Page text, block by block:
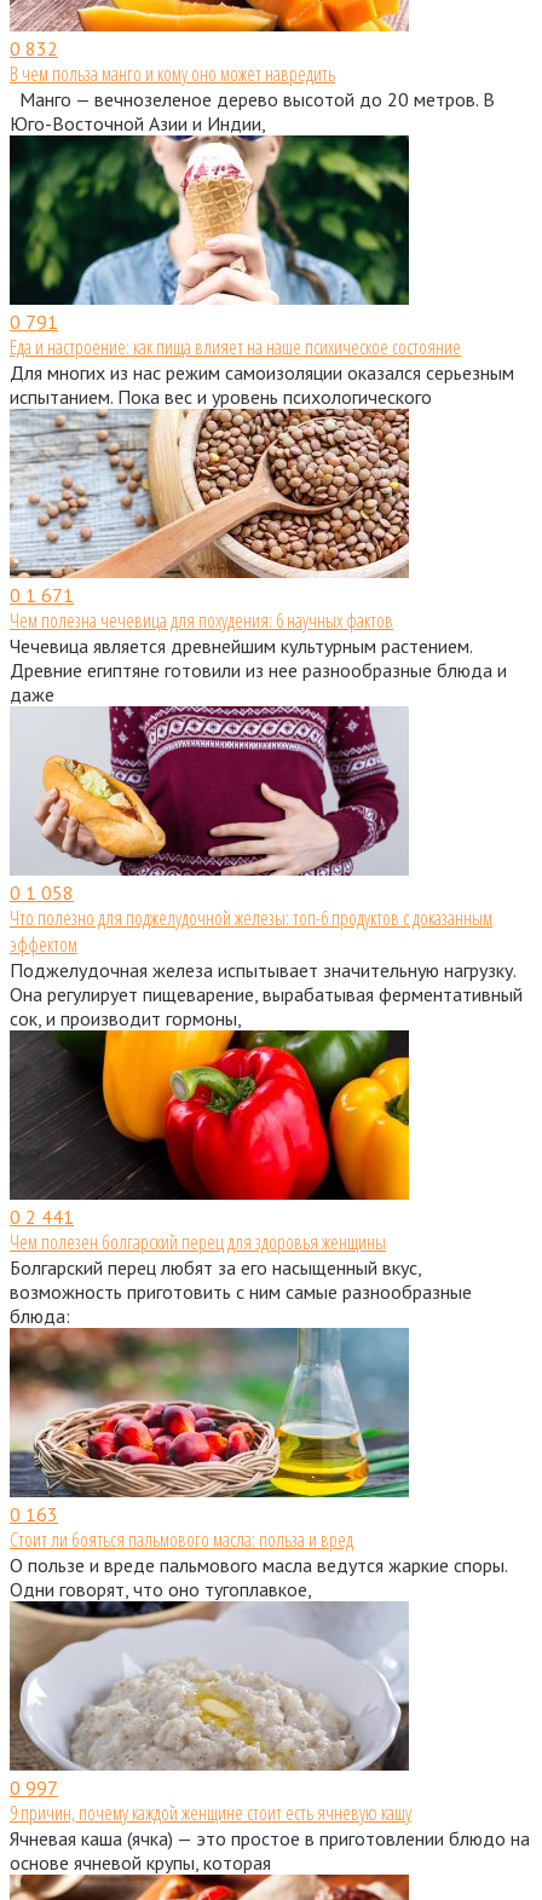
0 832
В чем польза манго и кому оно может навредить
Манго — вечнозеленое дерево высотой до 20 метров. В
Юго-Восточной Азии и Индии,
0 791
Еда и настроение: как пища влияет на наше психическое состояние
Для многих из нас режим самоизоляции оказался серьезным
испытанием. Пока вес и уровень психологического
0 1 671
Чем полезна чечевица для похудения: 6 научных фактов
Чечевица является древнейшим культурным растением.
Древние египтяне готовили из нее разнообразные блюда и
даже
0 1 058
Что полезно для поджелудочной железы: топ-6 продуктов с доказанным
эффектом
Поджелудочная железа испытывает значительную нагрузку.
Она регулирует пищеварение, вырабатывая ферментативный
сок, и производит гормоны,
0 2 441
Чем полезен болгарский перец для здоровья женщины
Болгарский перец любят за его насыщенный вкус,
возможность приготовить с ним самые разнообразные
блюда:
0 163
Стоит ли бояться пальмового масла: польза и вред
О пользе и вреде пальмового масла ведутся жаркие споры.
Одни говорят, что оно тугоплавкое,
0 997
9 причин, почему каждой женщине стоит есть ячневую кашу
Ячневая каша (ячка) — это простое в приготовлении блюдо на
основе ячневой крупы, которая